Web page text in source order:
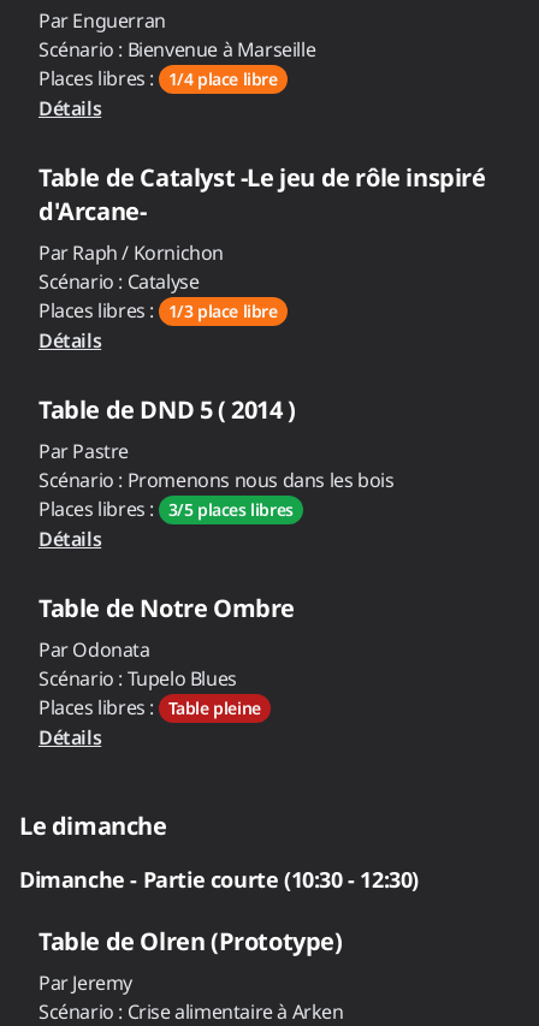
ParEnguerran
Scénario : Bienvenue à Marseille
Places libres :
1/4 place libre
Détails
Table de Catalyst -Le jeu de rôle inspiré
d'Arcane-
ParRaph / Kornichon
Scénario : Catalyse
Places libres :
1/3 place libre
Détails
Table de DND 5 ( 2014 )
ParPastre
Scénario : Promenons nous dans les bois
Places libres :
3/5 places libres
Détails
Table de Notre Ombre
ParOdonata
Scénario : Tupelo Blues
Places libres :
Table pleine
Détails
Le dimanche
Dimanche - Partie courte (10:30 - 12:30)
Table de Olren (Prototype)
ParJeremy
Scénario : Crise alimentaire à Arken